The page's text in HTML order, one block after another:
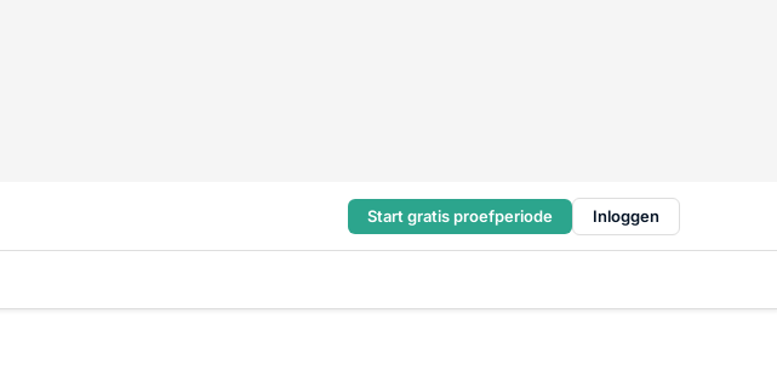
Start gratis proefperiode Inloggen